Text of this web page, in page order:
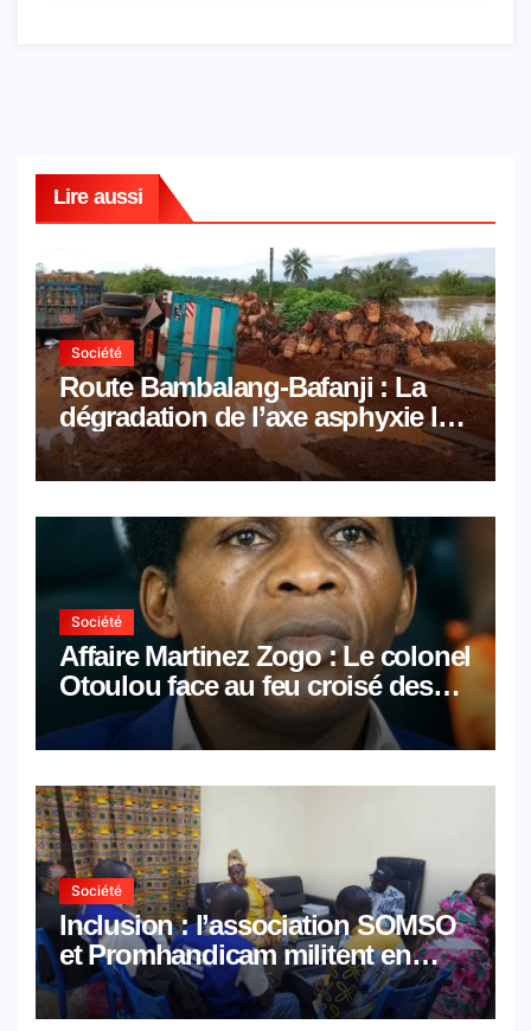
Lire aussi
Société
Route Bambalang-Bafanji : La
dégradation de l’axe asphyxie les
activités économiques
Société
Affaire Martinez Zogo : Le colonel
Otoulou face au feu croisé des
avocats de la défense
Société
Inclusion : l’association SOMSO
et Promhandicam militent en
faveur d’une réforme des
formations en hôtellerie-